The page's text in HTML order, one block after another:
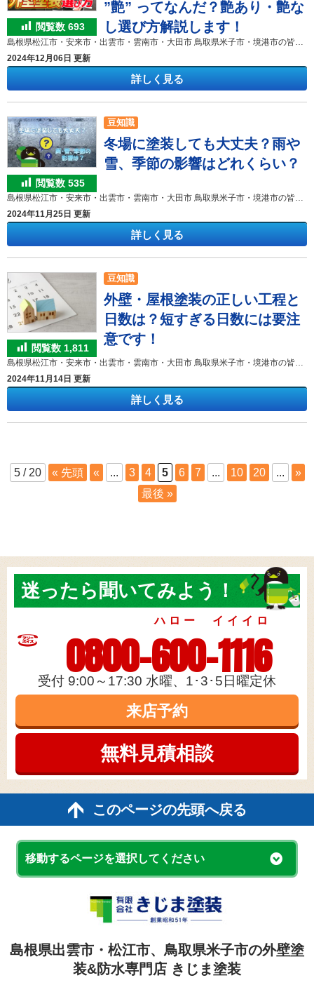
閲覧数693
”艶” ってなんだ？艶あり・艶な
し選び方解説します！
2024年12月06日 更新
詳しく見る
閲覧数535
冬場に塗装しても大丈夫？雨や
雪、季節の影響はどれくらい？
2024年11月25日 更新
詳しく見る
豆知識
閲覧数 1,811
外壁・屋根塗装の正しい工程と
日数は？短すぎる日数には要注
意です！
島根県松江市・安来市・出雲市・雲南市・大田市 鳥取県米子市・境港市の皆様 こんにちは！ 外壁塗装＆屋根塗装専門店のきじま塗装です。 いつも弊社のHP訪問、ブログ閲覧ありがとうございます!(^^)! 外壁･屋根塗装って、実際どのくらいの日にちがかかるんだろう？ お庭や家の周りの整理、どれくらいの期間足場が立っているのか、気になることが色々とありますよね。もちろん工事内容によってかかる日数は変わるのですが、今日は戸建て住宅の外壁屋根、付帯部分を丸ごと塗装する場合の工程と日数を説明いたします。※あくまで一例です。天候によっても工事日数が変わることがありますのでご了承ください。 目次 戸建住宅の外壁屋根、付帯部を塗装する場合の工程例 1.仮設工事(足場・メッシュシート)(1日) 2.シーリング工事(2～3日) 3.高圧洗浄 (1日) 4.下地補修(1日) 5.養生(1日) 6.鉄部のケレン、サビ止めなど(1日～3日) 7.外壁・屋根下塗り(2日～3日) 8.屋根の縁切り(1日) 9.外壁・屋根中塗り・上塗り(4日～7日) 10.付帯部2回塗り・鉄部3回塗り(3日～4日） 11.職人チェック、掃除・養生撤去(1日) 12.立ち合い最終チェック、手直し(1日) 13.足場・メッシュシート解体(1日) 戸建住宅の外壁屋根、付帯部を塗装する場合の工程例 お家を丸ごと塗装する場合の工程は、以下の通りです。途中の天候などにより作業が変更になる場合や、業者により多少工程が変わることがあるので、必ずこの通りになるわけではありません。 但し、高圧洗浄を行わないとか、下塗りをしない、というような場合は、明らかに正しい工程ではないので注意が必要です。 1.仮設工事(足場・メッシュシート)(１日) 足場をしっかり組み立ててないと、足元が安定しないため塗装もやりにくくなります。また、強い風のときに倒れると、隣の家を傷つけたり、通行人に怪我をさせてしまう恐れもあります。そのため、1日かけてしっかりと足場を組みます。この工程のときは、鉄を叩く「カンカンカン！」というような騒音が出ます。 足場と一緒に、メッシュシートの取り付けも行います。これは、高圧洗浄の水や塗料が飛び散らないように保護するものです。 2.シーリング工事(2日〜3日) 高圧洗浄を行う前に、サイディングボードの隙間（目地）や部材と部材の取り合い部のシーリング工事を行います。 弊社では、既存のシーリング材を撤去してから新しい材料を充填する「打ち替え工法」で施工します。作業人数にもよりますが、戸建て住宅ですと撤去に1日～2日、養生やプライマー塗布、シーリング材充填で1日～2日かかることが多いです。そのあと約1週間の乾燥期間を設けます。 3.高圧洗浄(1日) 高圧洗浄で、外壁や屋根に付いた汚れや旧塗膜を落とします。その後、しっかりと乾燥させるため1日かかります。しっかり乾いてない状態で塗装をすると、剥がれなどの原因になるので、注意が必要です。 4.下地補修(1日） 外壁に細かいひび割れ（クラック）や一部剥がれがある場合は、下地表面が凸凹していて塗装しても密着が悪く早期剥離の原因になります。専用の補修材でひび割れを埋め、下地表面を平滑に整えます。補修箇所が多い場合は1日かかることもありますが、塗装の前の下地調整として大事な工程です。 5.養生(1日) 窓、アルミサッシ、地面の床、植物、車など塗料が付着してはいけないものを、養生テープで保護します。また、窓枠などは真っすぐ隙間なく貼ることで、塗装の仕上がりが綺麗になります。 6.鉄部のケレン、サビ止めなど(1日〜3日) ケレンは、固いスポンジのような道具で、付帯部の鉄部やトタンの屋根などの表面の汚れや埃を取り除きながら、下地に細かい傷をつける作業です。こうすることで塗料の密着が良くなります。 この後、鉄部にはさび止めを塗ります。 さび止めは、さびを出にくくする薬剤で、上塗り塗料を塗る前に塗布します。 7.外壁・屋根下塗り(2日〜3日) シリコンやフッ素というような上塗り塗料の前に塗り、上塗り材との密着をよくする役割があります。シーラー、フィラーなどがあります。「外壁塗装は3回塗り」と言われていますが、このシーラーやフィラーが1回塗り目になります。 8.屋根の縁切り(1日) 2回目以降の塗替えでは、屋根材と屋根材の隙間が塗料で埋まってしまうと毛管現象が起こり、雨漏りの原因になる可能性があります。そのため、屋根の隙間にタスペーサーを入れてから、中塗り・上塗りと進めていきます。 9.外壁・屋根中塗り・上塗り(4日〜7日) シリコンやフッ素というような塗料を塗る工程。この塗料の色が外壁の見た目の色になります。塗料選びや色選びに時間をかける方が多いと思いますが、この工程で使われます。ホコリや水分がある場合は、ブロワー清掃を行いながら塗装していきます。 10.付帯部2回塗り、鉄部は3回塗り(3日〜4日) 外壁や屋根以外の部分の塗装を最後にします。付帯部は下地の素材にもよりますが、塩化ビニール樹脂の雨樋ですと上塗り塗料を2回塗り、水切りや庇（ひさし）等の鉄部は、さび止めをしてから上塗り塗料を2回塗って仕上げます。 11.職人チェック、掃除・養生撤去(1日) 塗り残しがないかを最後にチェックし、養生を撤去していきます。養生の撤去と一緒に、ゴミなども全て持ち帰ります。 12.立ち合い最終チェック、手直し(１日) お客様と一緒に、足場に登って、気になる点がないかをチェックします。もし、塗り直しや傷があった場合は、この日に手直しをして完了です。 13.足場・メッシュシート解体(1日) お客様との立ち合いチェックが終わったら足場やメッシュシートを解体します。 施工期間は何日くらいか？建物の規模別の施工期間例 外壁の種類によって、シーリング補修があるか？ないか？など施工期間は異なりますが、弊社のおおよその施工予定期間は、・30坪の2階建て戸建てで外壁、屋根、付帯部の塗装：20日〜25日・40坪の2階建て戸建てで外壁、屋根、付帯部の塗装：21日〜28日です。実際には、雨が降ると塗装できなくなりますので、それも考慮して２～3日長めのスケジュールを組みます。 きじま塗装では塗装の日程や季節のご相談、ご提案もしています。お気軽にお問い合わせください。 外壁塗装・屋根塗装のことなら「きじま塗装」へ！ 壁が随分汚れてきたけど、これって大丈夫？屋根は大丈夫なのかな？などなど、お家のことで何か気になることがありましたらどんな些細なことでもきじま塗装にご相談ください！！ 米子ショールーム情報はこちら↓ 松江ショールームはこちらをクリック↓ 出雲ショールームはこちらをクリック↓ 屋根・外壁塗装専門店「きじま塗装」は、昭和51年島根県出雲市で、外壁塗装会社として創業しました。公共工事がメインでしたが、出雲市、松江市、米子市の島根にお住まいの皆様から、「戸建て住宅、賃貸アパートの外壁塗装や屋根の塗り替えを、出雲市、松江市、米子市でも気軽に相談できる場所が欲しい」という声が多くなり、外壁塗装や屋根の塗り替えリフォームの事を気軽に安心してご相談できるお店にすべく、事業を立ち上げさせていただきました。これからの時代の建物は、壊すから残すへ移行していきます。私たちのライフワークである塗装・防水はまさに時流に乗っていると言えます。塗装・防水を通じて、お客様の財産である建物をより良い状態で次世代へ残していく。そして塗装・防水を通じて弊社に関係する全ての人が幸せになることを追求していきます。どうぞ宜しくお願いします。 島根県・鳥取県で外壁塗装をお考えの方はこちらへ 外壁塗装39.8万円メニュー屋根塗装26.8万円メニュー島根・鳥取の外壁塗装＆屋根専門店きじま塗装へのお問合せはこちらです0800(ハ)-600(ロ)-(－)1116(イイイロ)メールでのお問い合わせはこちらですお問い合わせフォーム
2024年11月14日 更新
詳しく見る
豆知識
5 / 20 « 先頭 « ... 3 4 5 6 7 ... 10 20 ...
»
最後 »
迷ったら 聞いてみよう！
0800-600-1116
ハロー イイイロ
受付 9:00～17:30 水曜、1･3･5日曜定休
来店予約
無料見積相談
このページの先頭へ戻る
移動するページを選択してください
島根県出雲市・松江市、鳥取県米子市の外壁塗
装&防水専門店 きじま塗装